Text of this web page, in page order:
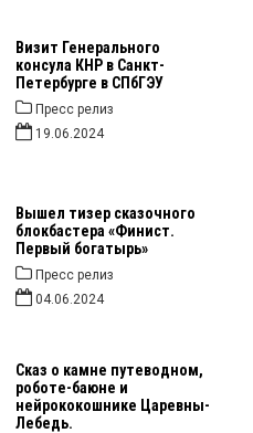
Визит Генерального
консула КНР в Санкт-
Петербурге в СПбГЭУ
Пресс релиз
19.06.2024
Вышел тизер сказочного
блокбастера «Финист.
Первый богатырь»
Пресс релиз
04.06.2024
Сказ о камне путеводном,
роботе-баюне и
нейрококошнике Царевны-
Лебедь.